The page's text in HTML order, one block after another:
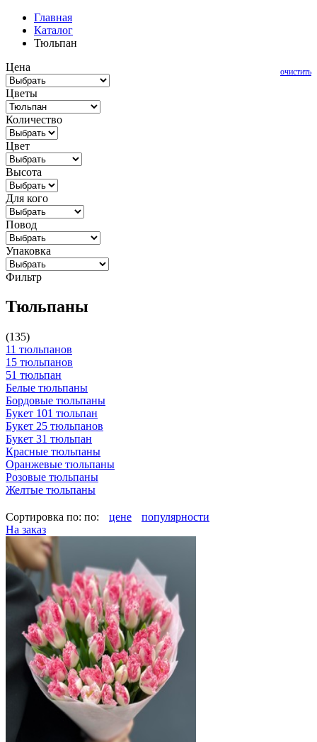
Главная
Каталог
Тюльпан
очистить
Цена
Цветы
Количество
Цвет
Высота
Для кого
Повод
Упаковка
Фильтр
Тюльпаны
(135)
11 тюльпанов
15 тюльпанов
51 тюльпан
Белые тюльпаны
Бордовые тюльпаны
Букет 101 тюльпан
Букет 25 тюльпанов
Букет 31 тюльпан
Красные тюльпаны
Оранжевые тюльпаны
Розовые тюльпаны
Желтые тюльпаны
Сортировка по: по: цене
популярности
На заказ